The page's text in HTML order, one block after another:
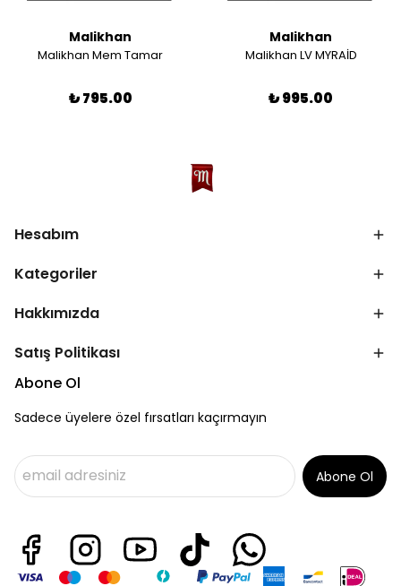
Malikhan
Malikhan Mem Tamar
₺ 795.00
Malikhan
Malikhan LV MYRAİD
₺ 995.00
Hesabım
Kategoriler
Hakkımızda
Satış Politikası
Abone Ol
Sadece üyelere özel fırsatları kaçırmayın
Abone Ol